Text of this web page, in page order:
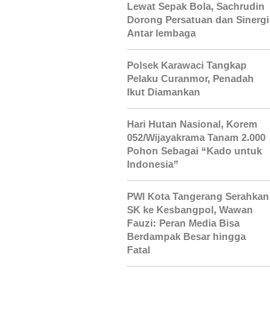
Lewat Sepak Bola, Sachrudin
Dorong Persatuan dan Sinergi
Antar lembaga
Polsek Karawaci Tangkap
Pelaku Curanmor, Penadah
Ikut Diamankan
Hari Hutan Nasional, Korem
052/Wijayakrama Tanam 2.000
Pohon Sebagai “Kado untuk
Indonesia”
PWI Kota Tangerang Serahkan
SK ke Kesbangpol, Wawan
Fauzi: Peran Media Bisa
Berdampak Besar hingga
Fatal